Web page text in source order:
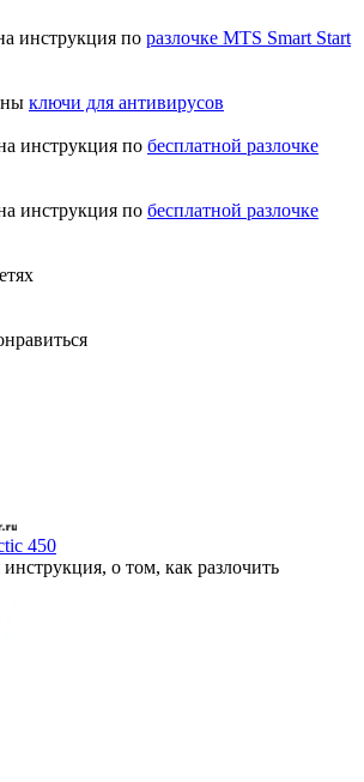
инструкция по разлочке MTS Smart Start
ключи для антивирусов
инструкция по бесплатной разлочке
инструкция по бесплатной разлочке
450
о том, как разлочить